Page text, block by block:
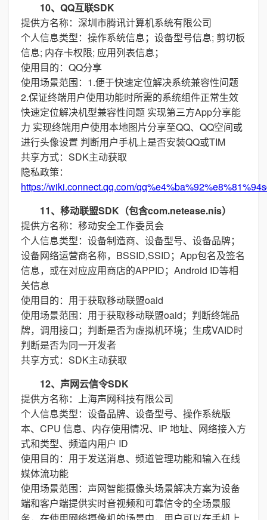
10、QQ互联SDK
提供方名称：深圳市腾讯计算机系统有限公司
个人信息类型：操作系统信息；设备型号信息; 剪切板
信息; 内存卡权限; 应用列表信息；
使用目的：QQ分享
使用场景范围：1.便于快速定位解决系统兼容性问题
2.保证终端用户使用功能时所需的系统组件正常生效
快速定位解决机型兼容性问题 实现第三方App分享能
力 实现终端用户使用本地图片分享至QQ、QQ空间或
进行头像设置 判断用户手机上是否安装QQ或TIM
共享方式：SDK主动获取
隐私政策：
https://wiki.connect.qq.com/
11、移动联盟SDK（包含com.netease.nis）
提供方名称：移动安全工作委员会
个人信息类型：设备制造商、设备型号、设备品牌；
设备网络运营商名称，BSSID,SSID；App包名及签名
信息，或在对应应用商店的APPID；Android ID等相
关信息
使用目的：用于获取移动联盟oaid
使用场景范围：用于获取移动联盟oaid；判断终端品
牌，调用接口；判断是否为虚拟机环境；生成VAID时
判断是否为同一开发者
共享方式：SDK主动获取
12、声网云信令SDK
提供方名称：上海声网科技有限公司
个人信息类型：设备品牌、设备型号、操作系统版
本、CPU 信息、内存使用情况、IP 地址、网络接入方
式和类型、频道内用户 ID
使用目的：用于发送消息、频道管理功能和输入在线
媒体流功能
使用场景范围：声网智能摄像头场景解决方案为设备
端和客户端提供实时音视频和可靠信令的全场景服